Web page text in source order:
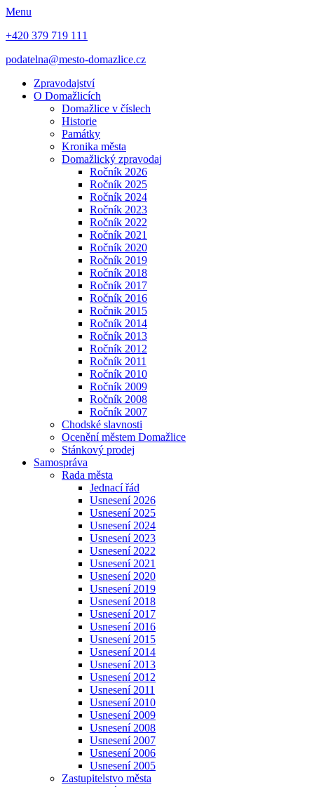
Menu
+420 379 719 111
podatelna@mesto-domazlice.cz
Zpravodajství
O Domažlicích
Domažlice v číslech
Historie
Památky
Kronika města
Domažlický zpravodaj
Ročník 2026
Ročník 2025
Ročník 2024
Ročník 2023
Ročník 2022
Ročník 2021
Ročník 2020
Ročník 2019
Ročník 2018
Ročník 2017
Ročník 2016
Ročnik 2015
Ročník 2014
Ročník 2013
Ročník 2012
Ročník 2011
Ročník 2010
Ročník 2009
Ročník 2008
Ročník 2007
Chodské slavnosti
Ocenění městem Domažlice
Stánkový prodej
Samospráva
Rada města
Jednací řád
Usnesení 2026
Usnesení 2025
Usnesení 2024
Usnesení 2023
Usnesení 2022
Usnesení 2021
Usnesení 2020
Usnesení 2019
Usnesení 2018
Usnesení 2017
Usnesení 2016
Usnesení 2015
Usnesení 2014
Usnesení 2013
Usnesení 2012
Usnesení 2011
Usnesení 2010
Usnesení 2009
Usnesení 2008
Usnesení 2007
Usnesení 2006
Usnesení 2005
Zastupitelstvo města